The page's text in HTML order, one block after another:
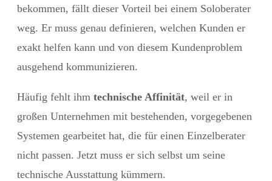
bekommen, fällt dieser Vorteil bei einem Soloberater
weg. Er muss genau definieren, welchen Kunden er
exakt helfen kann und von diesem Kundenproblem
ausgehend kommunizieren.
Häufig fehlt ihm technische Affinität, weil er in
großen Unternehmen mit bestehenden, vorgegebenen
Systemen gearbeitet hat, die für einen Einzelberater
nicht passen. Jetzt muss er sich selbst um seine
technische Ausstattung kümmern.